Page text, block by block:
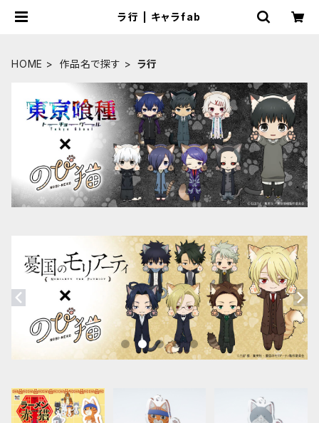
ラ行 | キャラfab
HOME 作品名で探す ラ行